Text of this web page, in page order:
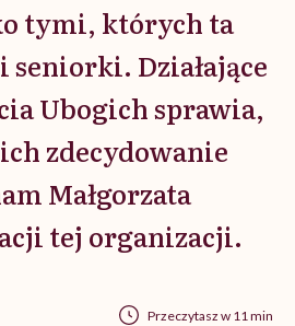
tymi, których ta
seniorki. Działające
Ubogich sprawia,
zdecydowanie
Małgorzata
tej organizacji.
Przeczytasz w 11 min